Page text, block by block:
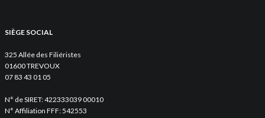
SIÈGE SOCIAL
325 Allée des Filiéristes
01600 TREVOUX
07 83 43 01 05
N° de SIRET: 422333039 00010
N° Affiliation FFF: 542553